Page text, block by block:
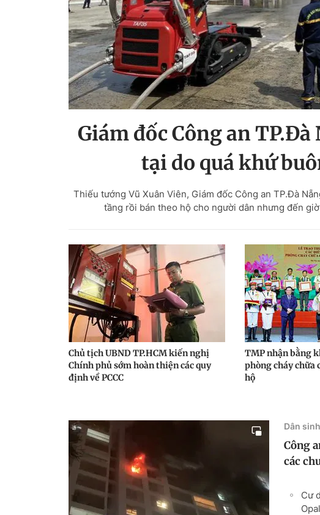
Giám đốc Công an
tại do quá khứ
Thiếu tướng Vũ Xuân Viên, Giám đốc Công an TP.Đà
tầng rồi bán theo hộ cho người dân nhưng đến
Chủ tịch UBND TP.HCM kiến nghị
Chính phủ sớm hoàn thiện các quy
định về PCCC
TMP nhận bằng
phòng cháy chữa
hộ
Dân sinh
Công
các
Cư